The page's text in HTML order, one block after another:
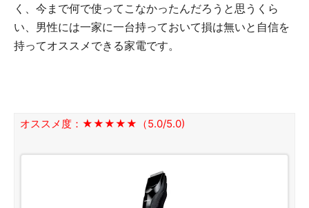
く、今まで何で使ってこなかったんだろうと思うくら
い、男性には一家に一台持っておいて損は無いと自信を
持ってオススメできる家電です。
オススメ度：★★★★★（5.0/5.0)